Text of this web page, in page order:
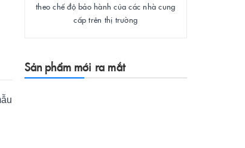
theo chế độ bảo hành của các nhà cung
cấp trên thị trường
Sản phẩm mới ra mắt